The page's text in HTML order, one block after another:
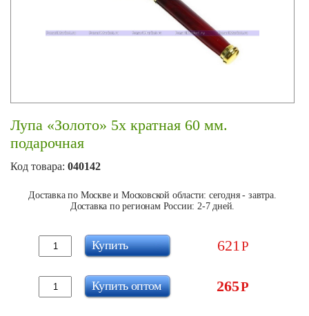
Лупа «Золото» 5х кратная 60 мм.
подарочная
Код товара: 040142
Доставка по Москве и Московской области: сегодня - завтра.
Доставка по регионам России: 2-7 дней.
621Р
Купить
265Р
Купить оптом